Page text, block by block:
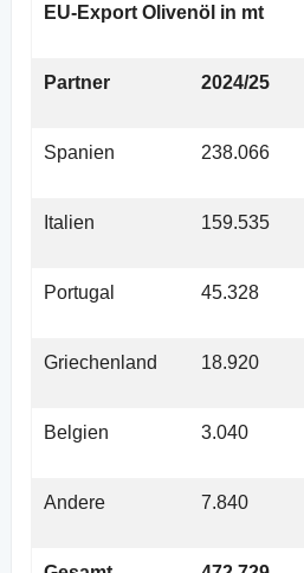
EU-Export Olivenöl in mt
Partner 2024/25
Spanien 238.066
Italien 159.535
Portugal 45.328
Griechenland 18.920
Belgien 3.040
Andere 7.840